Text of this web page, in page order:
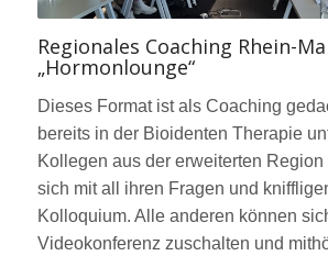
Regionales Coaching Rhein-
„Hormonlounge“
Dieses Format ist als Coaching
bereits in der Bioidenten Therapie
Kollegen aus der erweiterten Region
sich mit all ihren Fragen und
Kolloquium. Alle anderen können
Videokonferenz zuschalten und